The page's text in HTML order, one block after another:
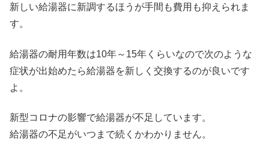
新しい給湯器に新調するほうが手間も費用も抑えられま
す。
給湯器の耐用年数は10年～15年くらいなので次のような
症状が出始めたら給湯器を新しく交換するのが良いです
よ。
新型コロナの影響で給湯器が不足しています。
給湯器の不足がいつまで続くかわかりません。